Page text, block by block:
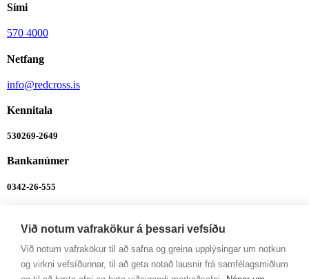
Sími
570 4000
Netfang
info@redcross.is
Kennitala
530269-2649
Bankanúmer
0342-26-555
Opnunartímar
Við notum vafrakökur á þessari vefsíðu
Við notum vafrakökur til að safna og greina upplýsingar um notkun
og virkni vefsíðunnar, til að geta notað lausnir frá samfélagsmiðlum